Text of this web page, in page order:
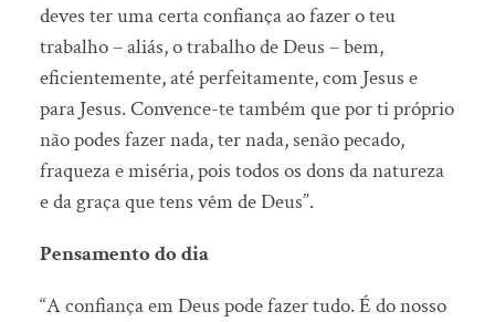
deves ter uma certa confiança ao fazer o teu
trabalho – aliás, o trabalho de Deus – bem,
eficientemente, até perfeitamente, com Jesus e
para Jesus. Convence-te também que por ti próprio
não podes fazer nada, ter nada, senão pecado,
fraqueza e miséria, pois todos os dons da natureza
e da graça que tens vêm de Deus”.
Pensamento do dia
“A confiança em Deus pode fazer tudo. É do nosso